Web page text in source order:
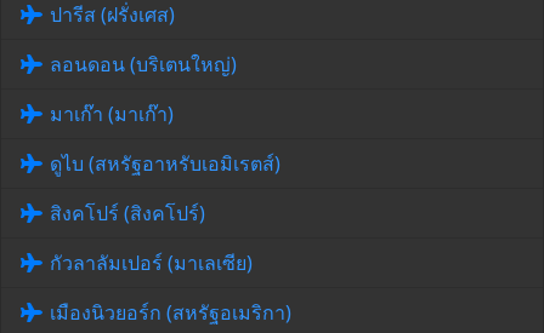
ปารีส (ฝรั่งเศส)
ลอนดอน (บริเตนใหญ่)
มาเก๊า (มาเก๊า)
ดูไบ (สหรัฐอาหรับเอมิเรตส์)
สิงคโปร์ (สิงคโปร์)
กัวลาลัมเปอร์ (มาเลเซีย)
เมืองนิวยอร์ก (สหรัฐอเมริกา)